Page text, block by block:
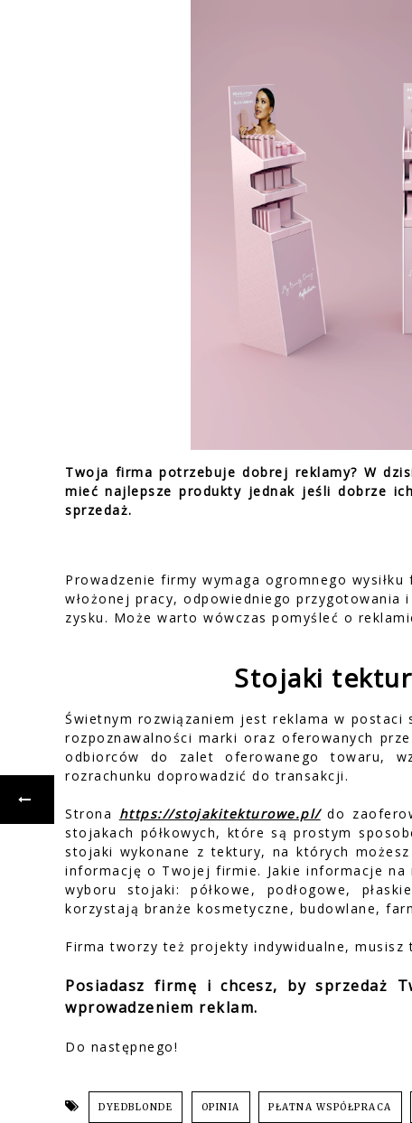
Twoja firma potrzebuje dobrej reklamy? W
mieć najlepsze produkty jednak jeśli dobrze
sprzedaż.
Prowadzenie firmy wymaga ogromnego
włożonej pracy, odpowiedniego
zysku. Może warto wówczas pomyśleć o
Stojaki
Świetnym rozwiązaniem jest reklama w
rozpoznawalności marki oraz oferowanych
odbiorców do zalet oferowanego towaru,
rozrachunku doprowadzić do transakcji.
Strona https://stojakitekturowe.pl/do
stojakach półkowych, które są prostym
stojaki wykonane z tektury, na których
informację o Twojej firmie. Jakie informacje na
wyboru stojaki: półkowe, podłogowe,
korzystają branże kosmetyczne, budowlane,
Firma tworzy też projekty indywidualne, musisz
Posiadasz firmę i chcesz, by sprzedaż
wprowadzeniem reklam.
Do następnego!
DYEDBLONDE OPINIA PŁATNA WSPÓŁPRACA